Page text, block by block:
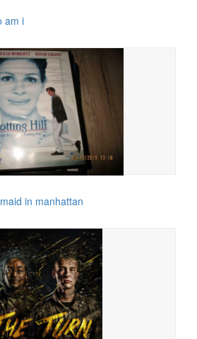
am i
in manhattan